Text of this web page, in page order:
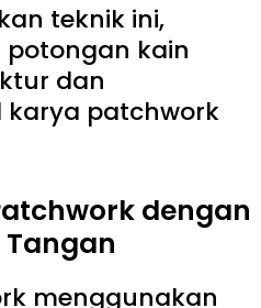
teknik ini,
potongan kain
dan
karya patchwork
dengan
menggunakan